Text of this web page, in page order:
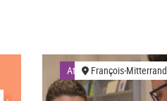
AteliersFrançois-Mitterrand